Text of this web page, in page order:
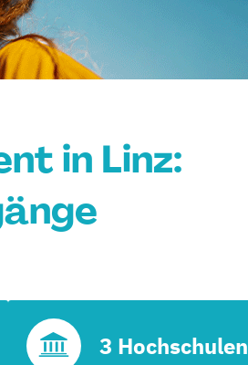
in Linz:
3 Hochschulen